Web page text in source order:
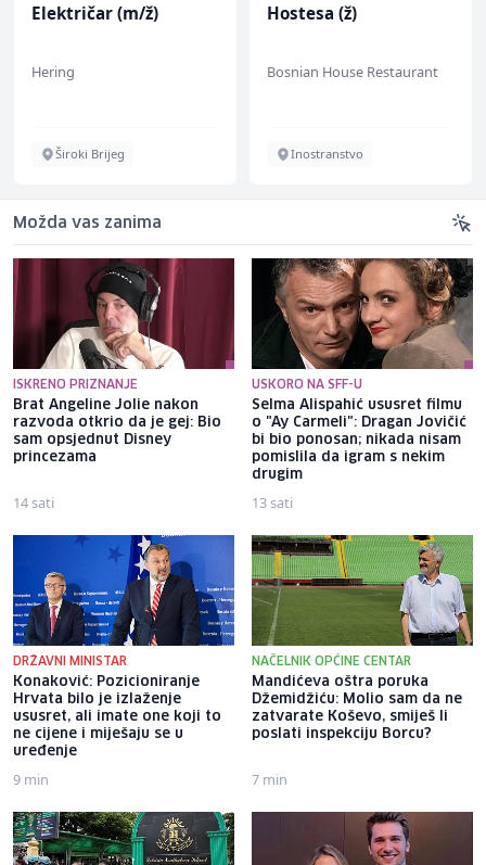
Električar (m/ž)
Hering
Široki Brijeg
Hostesa (ž)
Bosnian House Restaurant
Inostranstvo
Možda vas zanima
ISKRENO PRIZNANJE
Brat Angeline Jolie nakon
razvoda otkrio da je gej: Bio
sam opsjednut Disney
princezama
14 sati
USKORO NA SFF-U
Selma Alispahić ususret filmu
o "Ay Carmeli": Dragan Jovičić
bi bio ponosan; nikada nisam
pomislila da igram s nekim
drugim
13 sati
DRŽAVNI MINISTAR
Konaković: Pozicioniranje
Hrvata bilo je izlaženje
ususret, ali imate one koji to
ne cijene i miješaju se u
uređenje
9 min
NAČELNIK OPĆINE CENTAR
Mandićeva oštra poruka
Džemidžiću: Molio sam da ne
zatvarate Koševo, smiješ li
poslati inspekciju Borcu?
7 min